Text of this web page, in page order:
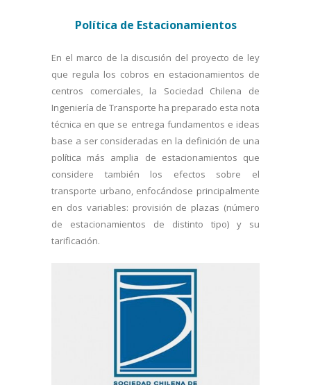
Política de Estacionamientos
En el marco de la discusión del proyecto de ley
que regula los cobros en estacionamientos de
centros comerciales, la Sociedad Chilena de
Ingeniería de Transporte ha preparado esta nota
técnica en que se entrega fundamentos e ideas
base a ser consideradas en la definición de una
política más amplia de estacionamientos que
considere también los efectos sobre el
transporte urbano, enfocándose principalmente
en dos variables: provisión de plazas (número
de estacionamientos de distinto tipo) y su
tarificación.